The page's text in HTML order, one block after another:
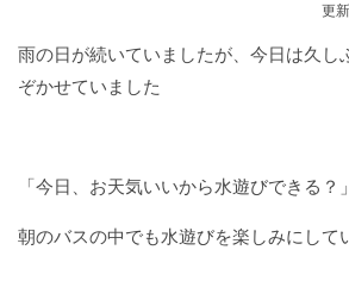
入園案内
入園に関する情報
blog
更
雨の日が続いていましたが、今日は久し
ぞかせていました
「今日、お天気いいから水遊びできる？
朝のバスの中でも水遊びを楽しみにして